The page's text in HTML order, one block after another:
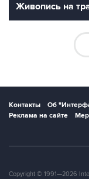
Живопись на
Контакты Об
Реклама на сайте
Copyright © 1991—2026